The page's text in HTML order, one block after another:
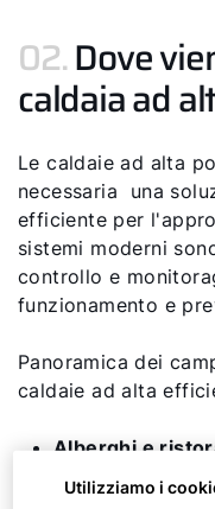
02.Dove
caldaia ad
Le caldaie ad alta
necessaria una
efficiente per
sistemi moderni
controllo e
funzionamento e
Panoramica dei
caldaie ad alta
Alberghi e
Utilizziamo i